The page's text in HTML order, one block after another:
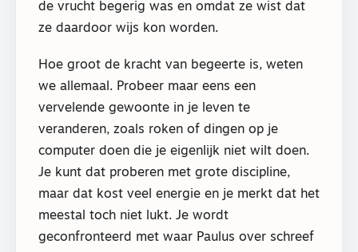
de vrucht begerig was en omdat ze wist dat
ze daardoor wijs kon worden.
Hoe groot de kracht van begeerte is, weten
we allemaal. Probeer maar eens een
vervelende gewoonte in je leven te
veranderen, zoals roken of dingen op je
computer doen die je eigenlijk niet wilt doen.
Je kunt dat proberen met grote discipline,
maar dat kost veel energie en je merkt dat het
meestal toch niet lukt. Je wordt
geconfronteerd met waar Paulus over schreef